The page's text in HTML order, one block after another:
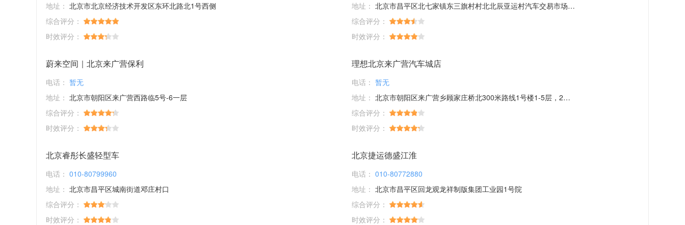
地址： 北京市北京经济技术开发区东环北路北1号西侧
综合评分：
时效评分：
地址： 北京市昌平区北七家镇东三旗村村北北辰亚运村汽车交易市场内A五区5号
综合评分：
时效评分：
蔚来空间｜北京来广营保利
电话： 暂无
地址： 北京市朝阳区来广营西路临5号-6一层
综合评分：
时效评分：
理想北京来广营汽车城店
电话： 暂无
地址： 北京市朝阳区来广营乡顾家庄桥北300米路线1号楼1-5层，2号楼3层
综合评分：
时效评分：
北京睿彤长盛轻型车
电话： 010-80799960
地址： 北京市昌平区城南街道邓庄村口
综合评分：
时效评分：
北京捷运德盛江淮
电话： 010-80772880
地址： 北京市昌平区回龙观龙祥制版集团工业园1号院
综合评分：
时效评分：